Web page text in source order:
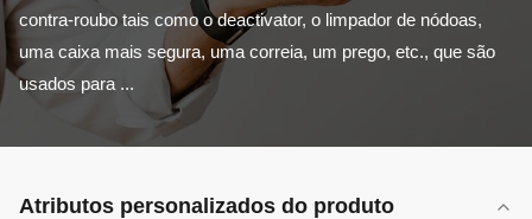
contra-roubo tais como o deactivator, o limpador de nódoas,
uma caixa mais segura, uma correia, um prego, etc., que são
usados para ...
Atributos personalizados do produto